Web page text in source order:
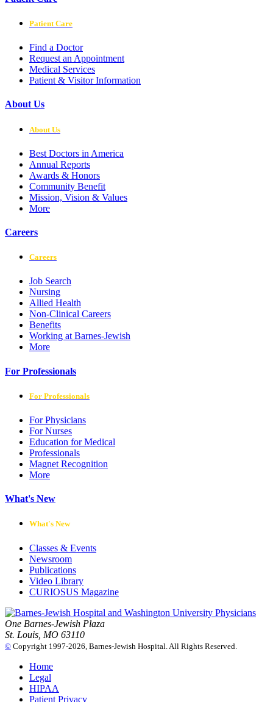
Patient Care
Find a Doctor
Request an Appointment
Medical Services
Patient & Visitor Information
About Us
About Us
Best Doctors in America
Annual Reports
Awards & Honors
Community Benefit
Mission, Vision & Values
More
Careers
Careers
Job Search
Nursing
Allied Health
Non-Clinical Careers
Benefits
Working at Barnes-Jewish
More
For Professionals
For Professionals
For Physicians
For Nurses
Education for Medical
Professionals
Magnet Recognition
More
What's New
What's New
Classes & Events
Newsroom
Publications
Video Library
CURIOSUS Magazine
One Barnes-Jewish Plaza
St. Louis, MO 63110
© Copyright 1997-2026, Barnes-Jewish Hospital. All Rights Reserved.
Home
Legal
HIPAA
Patient Privacy